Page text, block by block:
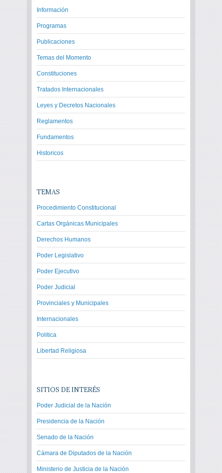
Información
Programas
Publicaciones
Temas del Momento
Constituciones
Tratados Internacionales
Leyes y Decretos Nacionales
Reglamentos
Fundamentos
Historicos
TEMAS
Procedimiento Constitucional
Cartas Orgánicas Municipales
Derechos Humanos
Poder Legislativo
Poder Ejecutivo
Poder Judicial
Provinciales y Municipales
Internacionales
Politica
Libertad Religiosa
SITIOS DE INTERÉS
Poder Judicial de la Nación
Presidencia de la Nación
Senado de la Nación
Cámara de Diputados de la Nación
Ministerio de Justicia de la Nación